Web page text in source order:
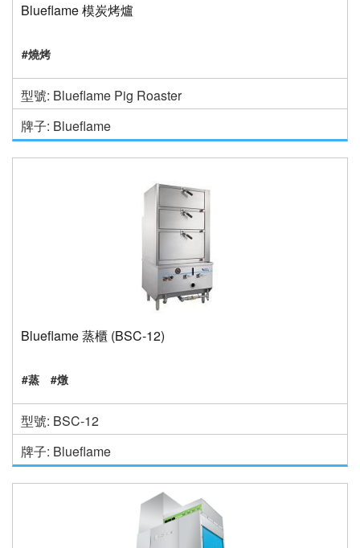
Blueflame 模炭烤爐
#燒烤
型號: Blueflame Pig Roaster
牌子: Blueflame
Blueflame 蒸櫃 (BSC-12)
#蒸 #燉
型號: BSC-12
牌子: Blueflame